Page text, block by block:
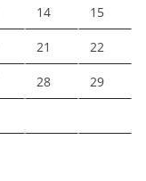
14 15
21 22
28 29